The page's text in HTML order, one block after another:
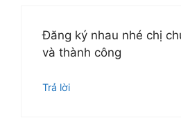
Đăng ký nhau nhé chị
và thành công
Trả lời